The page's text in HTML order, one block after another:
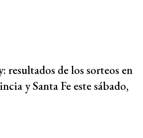
resultados de los sorteos en
y Santa Fe este sábado,